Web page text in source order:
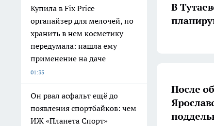
Купила в Fix Price
органайзер для мелочей, но
хранить в нем косметику
передумала: нашла ему
применение на даче
01:35
Он рвал асфальт ещё до
появления спортбайков: чем
ИЖ «Планета Спорт»
В
После